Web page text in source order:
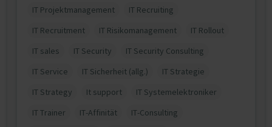
IT Projektmanagement
IT Recruiting
IT Recruitment
IT Risikomanagement
IT Rollout
IT sales
IT Security
IT Security Consulting
IT Service
IT Sicherheit (allg.)
IT Strategie
IT Strategy
It support
IT Systemelektroniker
IT Trainer
IT-Affinität
IT-Consulting